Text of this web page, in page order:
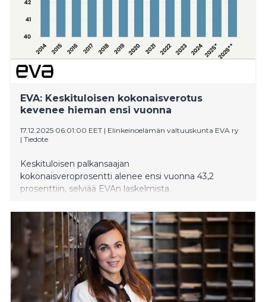
kohdalla. Ylimpien marginaaliverojen laskeminen on
usein ollut itsensä rahoittava, mikä tarkoittaa, että
EVA: Keskituloisen kokonaisverotus
kevenee hieman ensi vuonna
17.12.2025 06:01:00 EET | Elinkeinoelämän valtuuskunta EVA ry
| Tiedote
Keskituloisen palkansaajan
kokonaisveroprosentti alenee ensi vuonna 43,2
prosenttiin, selviää EVAn laskelmista.